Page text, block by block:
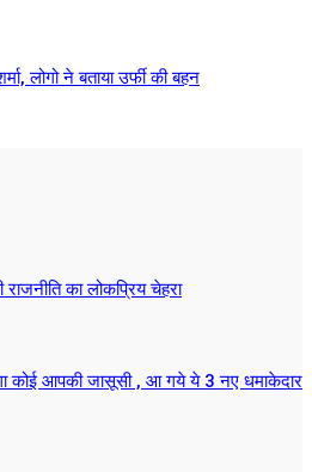
लोगो ने बताया उर्फी की बहन
का लोकप्रिय चेहरा
कोई आपकी जासूसी , आ गये ये 3 नए धमाकेदार